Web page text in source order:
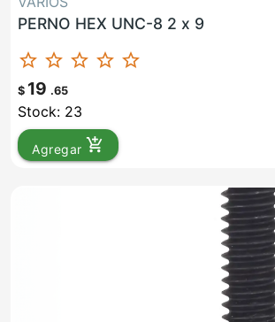
PERNO HEX UNC-8 2 x 9
star_border star_border star_border star_border star_border
$ 19 .65
Stock: 23
Agregar add_shopping_cart